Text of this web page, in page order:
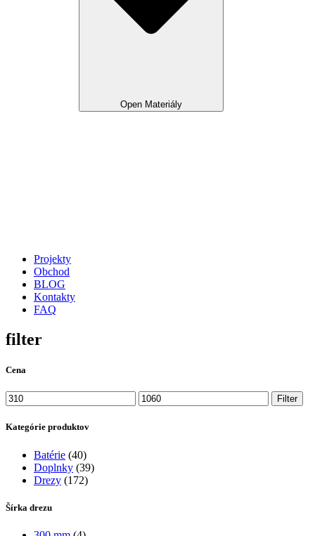
Open Materiály
Projekty
Obchod
BLOG
Kontakty
FAQ
filter
Cena
Minimálna
cena
Maximálna
cena
Filter
Kategórie produktov
Batérie (40)
Doplnky (39)
Drezy (172)
Šírka drezu